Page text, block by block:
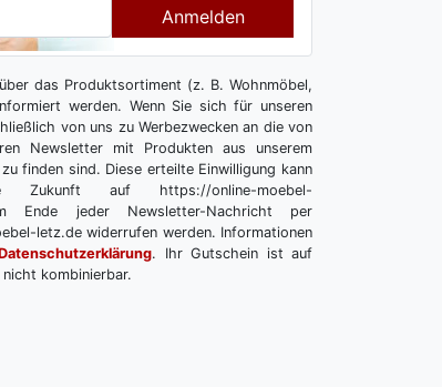
Anmelden
das Produktsortiment (z. B. Wohnmöbel,
werden. Wenn Sie sich für unseren
von uns zu Werbezwecken an die von
Newsletter mit Produkten aus unserem
finden sind. Diese erteilte Einwilligung kann
auf https://online-moebel-
Ende jeder Newsletter-Nachricht per
letz.de widerrufen werden. Informationen
. Ihr Gutschein ist auf
kombinierbar.